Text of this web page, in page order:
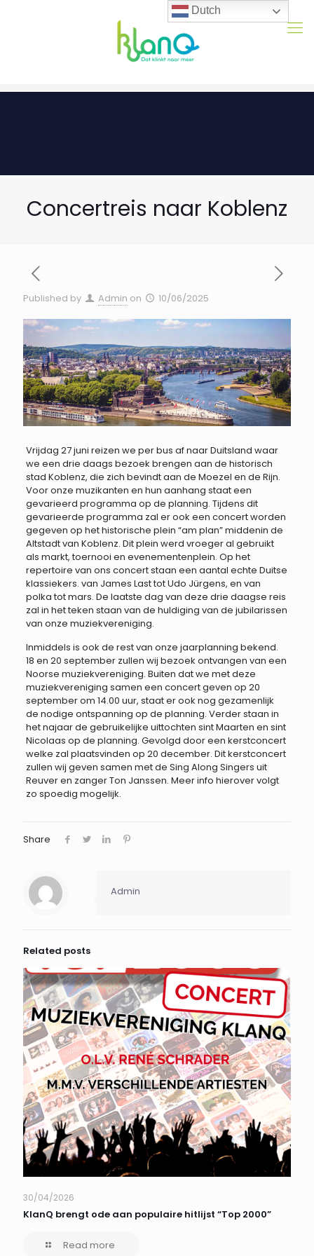
Concertreis naar Koblenz
Published by Admin on 10/06/2025
Vrijdag 27 juni reizen we per bus af naar Duitsland waar
we een drie daags bezoek brengen aan de historisch
stad Koblenz, die zich bevindt aan de Moezel en de Rijn.
Voor onze muzikanten en hun aanhang staat een
gevarieerd programma op de planning. Tijdens dit
gevarieerde programma zal er ook een concert worden
gegeven op het historische plein “am plan” middenin de
Altstadt van Koblenz. Dit plein werd vroeger al gebruikt
als markt, toernooi en evenementenplein. Op het
repertoire van ons concert staan een aantal echte Duitse
klassiekers. van James Last tot Udo Jürgens, en van
polka tot mars. De laatste dag van deze drie daagse reis
zal in het teken staan van de huldiging van de jubilarissen
van onze muziekvereniging.
Inmiddels is ook de rest van onze jaarplanning bekend.
18 en 20 september zullen wij bezoek ontvangen van een
Noorse muziekvereniging. Buiten dat we met deze
muziekvereniging samen een concert geven op 20
september om 14.00 uur, staat er ook nog gezamenlijk
de nodige ontspanning op de planning. Verder staan in
het najaar de gebruikelijke uittochten sint Maarten en sint
Nicolaas op de planning. Gevolgd door een kerstconcert
welke zal plaatsvinden op 20 december. Dit kerstconcert
zullen wij geven samen met de Sing Along Singers uit
Reuver en zanger Ton Janssen. Meer info hierover volgt
zo spoedig mogelijk.
Share
Admin
Related posts
30/04/2026
KlanQ brengt ode aan populaire hitlijst “Top 2000”
Read more
Dutch